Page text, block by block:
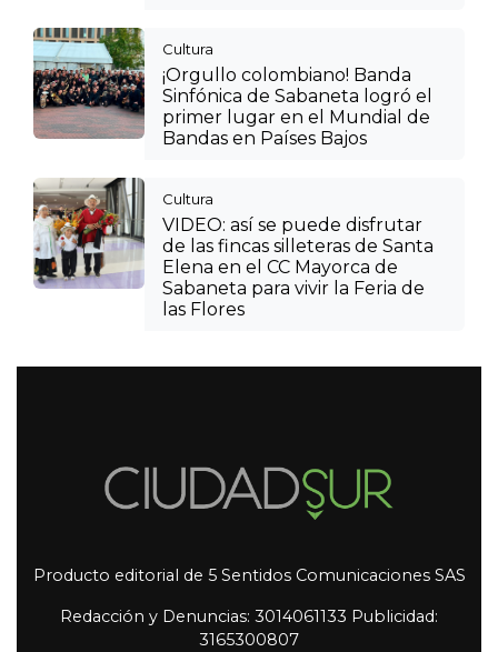
Cultura
¡Orgullo colombiano! Banda
Sinfónica de Sabaneta logró el
primer lugar en el Mundial de
Bandas en Países Bajos
Cultura
VIDEO: así se puede disfrutar
de las fincas silleteras de Santa
Elena en el CC Mayorca de
Sabaneta para vivir la Feria de
las Flores
Producto editorial de 5 Sentidos Comunicaciones SAS
Redacción y Denuncias: 3014061133 Publicidad:
3165300807